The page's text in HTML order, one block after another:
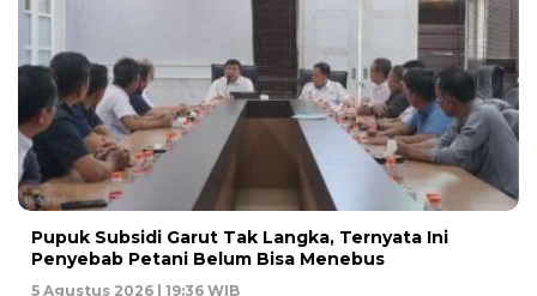
Pupuk Subsidi Garut Tak Langka, Ternyata Ini
Penyebab Petani Belum Bisa Menebus
5 Agustus 2026 | 19:36 WIB